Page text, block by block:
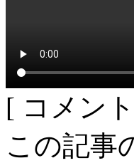
[ コメン
この記事